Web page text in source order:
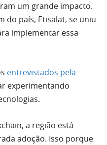
um grande impacto.
do país, Etisalat, se uniu
implementar essa
entrevistados pela
experimentando
a região está
adoção. Isso porque